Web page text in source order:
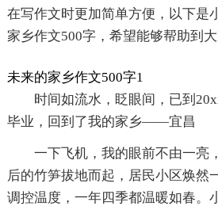
在写作文时更加简单方便，以下是
家乡作文500字，希望能够帮助到大
未来的家乡作文500字1
时间如流水，眨眼间，已到
毕业，回到了我的家乡——宜昌
一下飞机，我的眼前不由一亮
后的竹笋拔地而起，居民小区焕然
调控温度，一年四季都温暖如春。